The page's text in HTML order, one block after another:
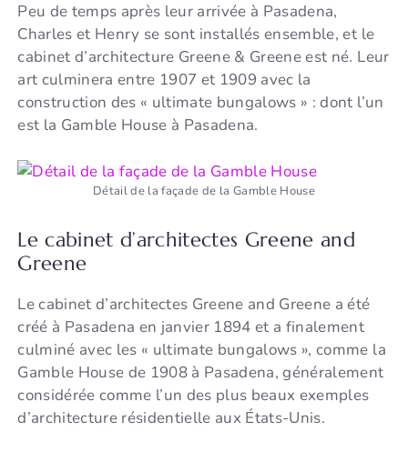
Peu de temps après leur arrivée à Pasadena,
Charles et Henry se sont installés ensemble, et le
cabinet d’architecture Greene & Greene est né. Leur
art culminera entre 1907 et 1909 avec la
construction des « ultimate bungalows » : dont l’un
est la Gamble House à Pasadena.
Détail de la façade de la Gamble House
Le cabinet d’architectes Greene and
Greene
Le cabinet d’architectes Greene and Greene a été
créé à Pasadena en janvier 1894 et a finalement
culminé avec les « ultimate bungalows », comme la
Gamble House de 1908 à Pasadena, généralement
considérée comme l’un des plus beaux exemples
d’architecture résidentielle aux États-Unis.